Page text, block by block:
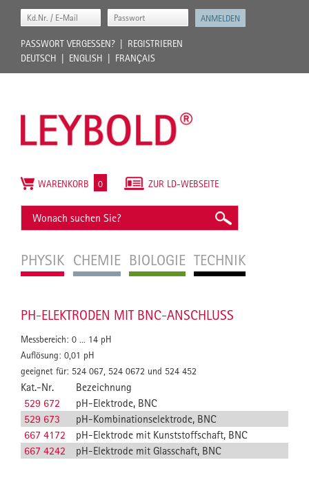
PASSWORT VERGESSEN?
REGISTRIEREN
DEUTSCH
ENGLISH FRANÇAIS
PHYSIK CHEMIE BIOLOGIE TECHNIK
ZUR LD-WEBSEITE
WARENKORB 0
PH-ELEKTRODEN MIT BNC-ANSCHLUSS
Messbereich: 0 ... 14 pH
Auflösung: 0,01 pH
geeignet für: 524 067, 524 0672 und 524 452
Kat.-Nr.
Bezeichnung
529 672
pH-Elektrode, BNC
529 673
pH-Kombinationselektrode, BNC
667 4172
pH-Elektrode mit Kunststoffschaft, BNC
667 4242
pH-Elektrode mit Glasschaft, BNC